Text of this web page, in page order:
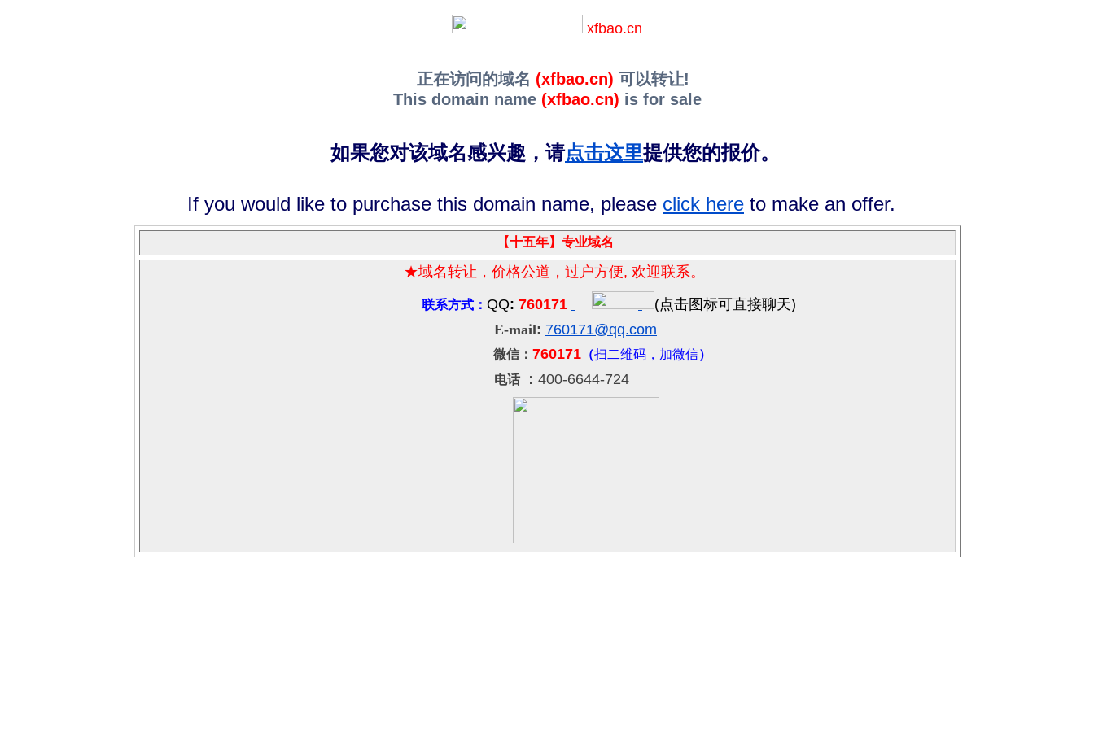
xfbao.cn
正在访问的域名 (xfbao.cn) 可以转让!
This domain name (xfbao.cn) is for sale
如果您对该域名感兴趣，请点击这里提供您的报价。
If you would like to purchase this domain name, please click here to make an offer.
【十五年】 专业域名
★域名转让，价格公道，过户方便, 欢迎联系。
联系方式： QQ: 760171 (点击图标可直接聊天)
E-mail: 760171@qq.com
微信： 760171（扫二维码，加微信）
电话
： 400-6644-724